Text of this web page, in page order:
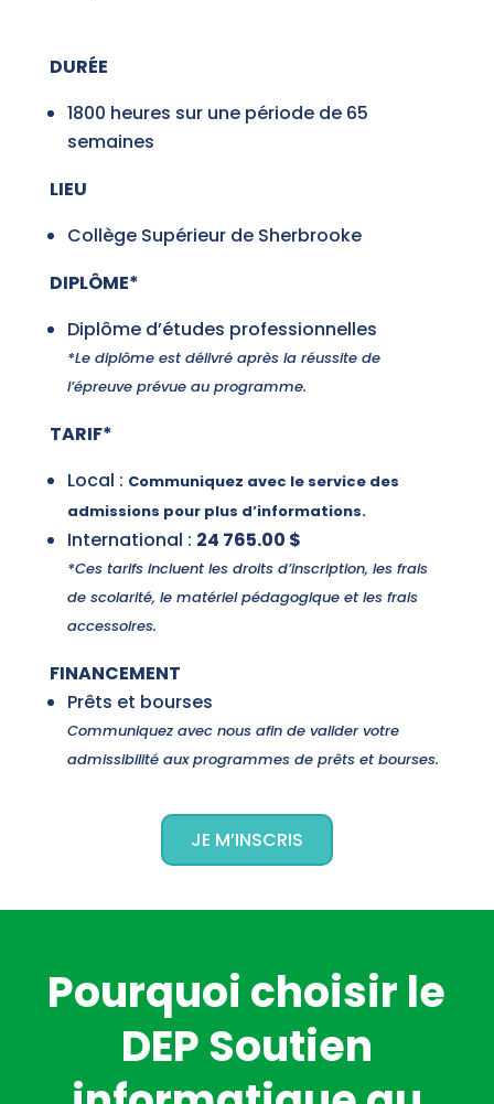
DURÉE
1800 heures sur une période de 65
semaines
LIEU
Collège Supérieur de Sherbrooke
DIPLÔME*
Diplôme d’études professionnelles
*Le diplôme est délivré après la réussite de
l’épreuve prévue au programme.
TARIF*
Local : Communiquez avec le service des
admissions pour plus d’informations.
International : 24 765.00 $
*Ces tarifs incluent les droits d’inscription, les frais
de scolarité, le matériel pédagogique et les frais
accessoires.
FINANCEMENT
Prêts et bourses
Communiquez avec nous afin de valider votre
admissibilité aux programmes de prêts et bourses.
JE M’INSCRIS
Pourquoi choisir le
DEP Soutien